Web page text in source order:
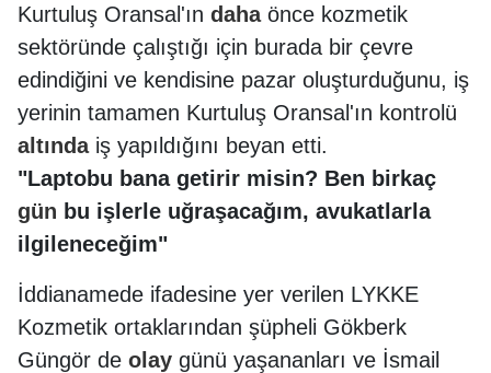
Kurtuluş Oransal'ın dahaönce kozmetik
sektöründe çalıştığı için burada bir çevre
edindiğini ve kendisine pazar oluşturduğunu, iş
yerinin tamamen Kurtuluş Oransal'ın kontrolü
altındaiş yapıldığını beyan etti.
"Laptobu bana getirir misin? Ben birkaç
gün bu işlerle uğraşacağım, avukatlarla
ilgileneceğim"
İddianamede ifadesine yer verilen LYKKE
Kozmetik ortaklarından şüpheli Gökberk
Güngör de olay günü yaşananları ve İsmail